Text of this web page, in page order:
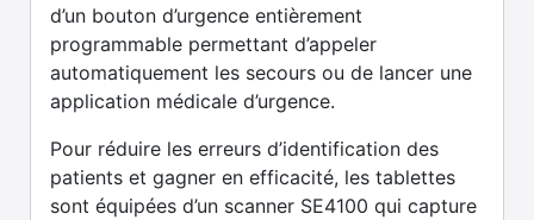
d’un bouton d’urgence entièrement
programmable permettant d’appeler
automatiquement les secours ou de lancer une
application médicale d’urgence.
Pour réduire les erreurs d’identification des
patients et gagner en efficacité, les tablettes
sont équipées d’un scanner SE4100 qui capture